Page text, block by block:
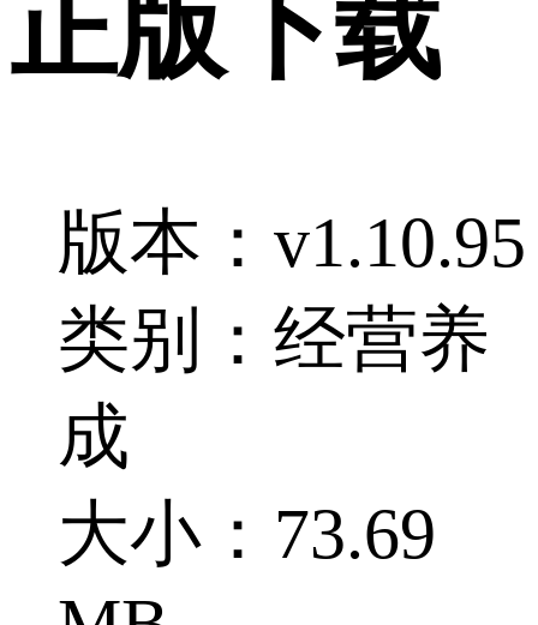
正版下载
版本：v1.10.95
类别：经营养
成
大小：73.69